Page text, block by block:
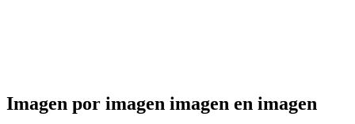
Imagen por imagen imagen en imagen